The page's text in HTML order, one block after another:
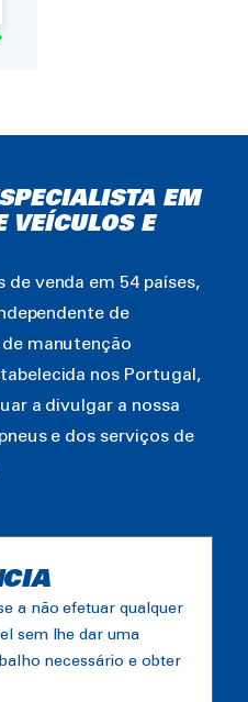
EM
VEÍCULOS E
de venda em 54 países,
de
manutenção
nos Portugal,
a divulgar a nossa
e dos serviços de
a não efetuar qualquer
sem lhe dar uma
necessário e obter